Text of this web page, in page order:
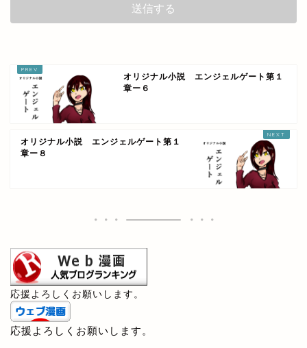
オリジナル小説 エンジェルゲート第１
章ー６
オリジナル小説 エンジェルゲート第１
章ー８
応援よろしくお願いします。
応援よろしくお願いします。